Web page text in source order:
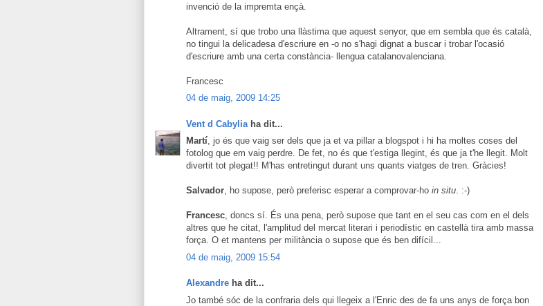
invenció de la impremta ençà.
Altrament, sí que trobo una llàstima que aquest senyor, que em sembla que és català,
no tingui la delicadesa d'escriure en -o no s'hagi dignat a buscar i trobar l'ocasió
d'escriure amb una certa constància- llengua catalanovalenciana.
Francesc
04 de maig, 2009 14:25
Vent d Cabylia ha dit...
Martí, jo és que vaig ser dels que ja et va pillar a blogspot i hi ha moltes coses del
fotolog que em vaig perdre. De fet, no és que t'estiga llegint, és que ja t'he llegit. Molt
divertit tot plegat!! M'has entretingut durant uns quants viatges de tren. Gràcies!
Salvador, ho supose, però preferisc esperar a comprovar-ho in situ. :-)
Francesc, doncs sí. És una pena, però supose que tant en el seu cas com en el dels
altres que he citat, l'amplitud del mercat literari i periodístic en castellà tira amb massa
força. O et mantens per militància o supose que és ben difícil...
04 de maig, 2009 15:54
Alexandre ha dit...
Jo també sóc de la confraria dels qui llegeix a l'Enric des de fa uns anys de força bon